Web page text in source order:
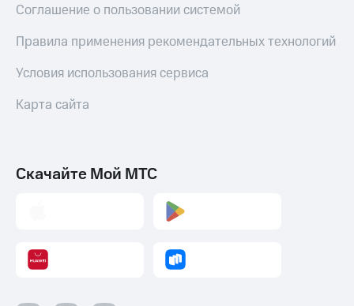
Соглашение о пользовании системой
Правила применения рекомендательных технологий
Условия использования сервиса
Карта сайта
Скачайте Мой МТС